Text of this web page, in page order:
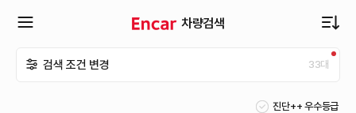
차량검색
검색 조건 변경 33대
진단++ 우수등급